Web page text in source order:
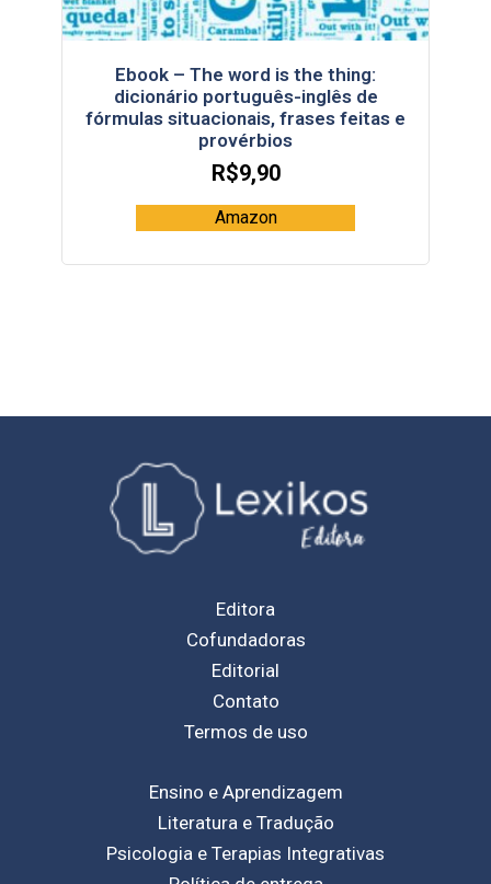
Ebook – The word is the thing:
dicionário português-inglês de
fórmulas situacionais, frases feitas e
provérbios
R$9,90
Amazon
Editora
Cofundadoras
Editorial
Contato
Termos de uso
Ensino e Aprendizagem
Literatura e Tradução
Psicologia e Terapias Integrativas